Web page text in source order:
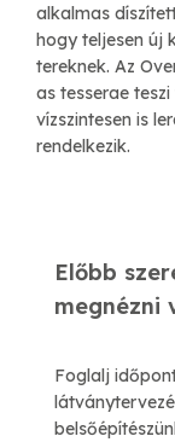
alkalmas
hogy teljesen új
tereknek. Az
as tesserae
vízszintesen is
rendelkezik.
Előbb
​megnézni
Foglalj